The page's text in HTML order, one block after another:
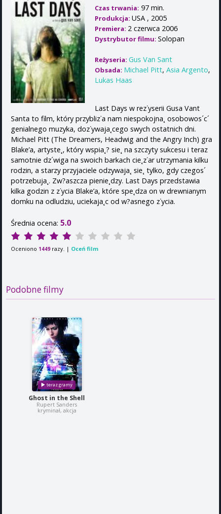
Czas trwania: 97 min.
Produkcja: USA , 2005
Premiera: 2 czerwca 2006
Dystrybutor filmu: Solopan
Reżyseria: Gus Van Sant
Obsada: Michael Pitt, Asia Argento,
Lukas Haas
Last Days w rez˙yserii Gusa Vant
Santa to film, który przybliz˙a nam niespokojna˛ osobowos´c´
genialnego muzyka, doz˙ywaja˛cego swych ostatnich dni.
Michael Pitt (The Dreamers, Headwig and the Angry Inch) gra
Blake’a, artyste˛, który wspia˛? sie˛ na szczyty sukcesu i teraz
samotnie dz´wiga na swoich barkach cie˛z˙ar utrzymania kilku
rodzin, a starzy przyjaciele odzywaja˛ sie˛ tylko, gdy czegos´
potrzebuja˛. Zw?aszcza pienie˛dzy. Last Days przedstawia
kilka godzin z z˙ycia Blake’a, które spe˛dza on w drewnianym
domku na odludziu, uciekaja˛c od w?asnego z˙ycia.
Średnia ocena: 5.0
Oceniono 1449 razy. | Oceń film
Podobne filmy
Ghost in the Shell
Rupert Sanders
kryminał, akcja